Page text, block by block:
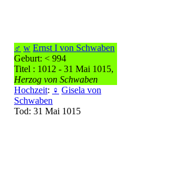
♂ w Ernst I von Schwaben
Geburt: < 994
Titel : 1012 - 31 Mai 1015,
Herzog von Schwaben
Hochzeit: ♀ Gisela von
Schwaben
Tod: 31 Mai 1015